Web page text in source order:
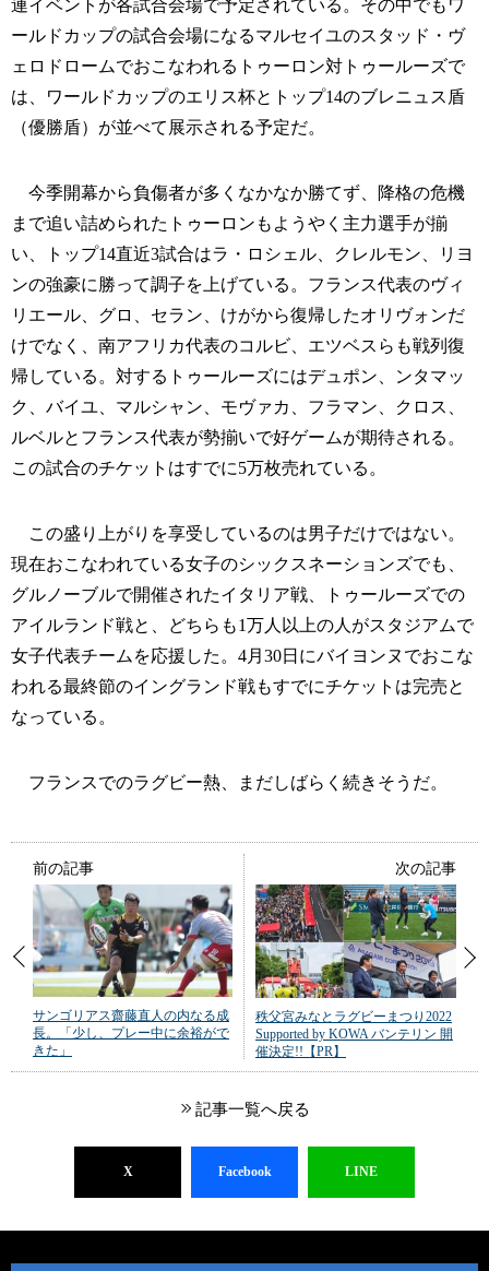
連イベントが各試合会場で予定されている。その中でもワ
ールドカップの試合会場になるマルセイユのスタッド・ヴ
ェロドロームでおこなわれるトゥーロン対トゥールーズで
は、ワールドカップのエリス杯とトップ14のブレニュス盾
（優勝盾）が並べて展示される予定だ。
今季開幕から負傷者が多くなかなか勝てず、降格の危機
まで追い詰められたトゥーロンもようやく主力選手が揃
い、トップ14直近3試合はラ・ロシェル、クレルモン、リヨ
ンの強豪に勝って調子を上げている。フランス代表のヴィ
リエール、グロ、セラン、けがから復帰したオリヴォンだ
けでなく、南アフリカ代表のコルビ、エツベスらも戦列復
帰している。対するトゥールーズにはデュポン、ンタマッ
ク、バイユ、マルシャン、モヴァカ、フラマン、クロス、
ルベルとフランス代表が勢揃いで好ゲームが期待される。
この試合のチケットはすでに5万枚売れている。
この盛り上がりを享受しているのは男子だけではない。
現在おこなわれている女子のシックスネーションズでも、
グルノーブルで開催されたイタリア戦、トゥールーズでの
アイルランド戦と、どちらも1万人以上の人がスタジアムで
女子代表チームを応援した。4月30日にバイヨンヌでおこな
われる最終節のイングランド戦もすでにチケットは完売と
なっている。
フランスでのラグビー熱、まだしばらく続きそうだ。
前の記事
サンゴリアス齋藤直人の内なる成
長。「少し、プレー中に余裕がで
きた」
次の記事
秩父宮みなとラグビーまつり2022
Supported by KOWA バンテリン 開
催決定!!【PR】
記事一覧へ戻る
X Facebook LINE